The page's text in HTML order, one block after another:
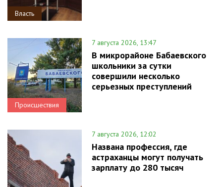
Власть
Происшествия
7 августа 2026, 13:47
В микрорайоне Бабаевского
школьники за сутки
совершили несколько
серьезных преступлений
7 августа 2026, 12:02
Названа профессия, где
астраханцы могут получать
зарплату до 280 тысяч